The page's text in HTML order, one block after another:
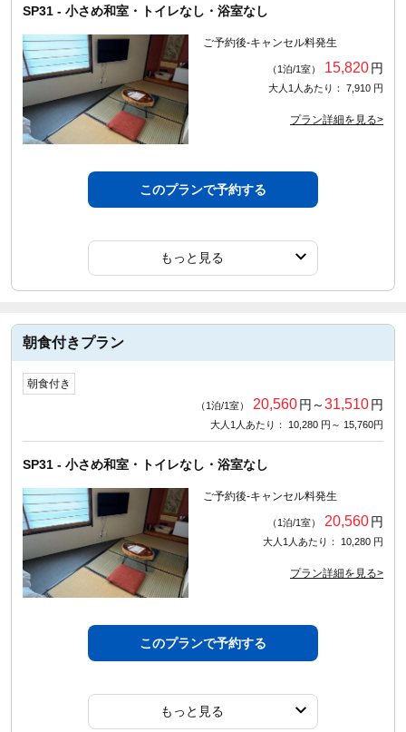
SP31 - 小さめ和室・トイレなし・浴室なし
ご予約後-キャンセル料発生
（1泊/1室） 15,820円
大人1人あたり： 7,910 円
プラン詳細を見る>
このプランで予約する
もっと見る
朝食付きプラン
朝食付き
（1泊/1室） 20,560円～31,510円
大人1人あたり： 10,280 円～ 15,760円
SP31 - 小さめ和室・トイレなし・浴室なし
ご予約後-キャンセル料発生
（1泊/1室） 20,560円
大人1人あたり： 10,280 円
プラン詳細を見る>
このプランで予約する
もっと見る